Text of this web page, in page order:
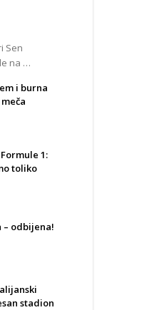
Sen
na …
i burna
1:
toliko
– odbijena!
stadion